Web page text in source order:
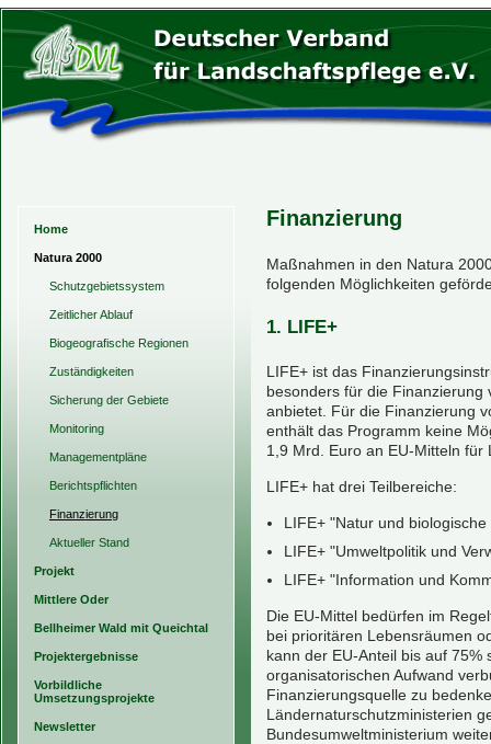
Home
Natura 2000
Schutzgebietssystem
Zeitlicher Ablauf
Biogeografische Regionen
Zuständigkeiten
Sicherung der Gebiete
Monitoring
Managementpläne
Berichtspflichten
Finanzierung
Aktueller Stand
Projekt
Mittlere Oder
Bellheimer Wald mit Queichtal
Projektergebnisse
Vorbildliche
Umsetzungsprojekte
Newsletter
Finanzierung
Maßnahmen in den Natura
folgenden Möglichkeiten
1. LIFE+
LIFE+ ist das
besonders für die Finanzierung
anbietet. Für die Finanzierung
enthält das Programm keine
1,9 Mrd. Euro an EU-Mitteln für
LIFE+ hat drei Teilbereiche:
LIFE+ "Natur und biologische
LIFE+ "Umweltpolitik und
LIFE+ "Information und
Die EU-Mittel bedürfen im
bei prioritären Lebensräumen
kann der EU-Anteil bis auf
organisatorischen Aufwand
Finanzierungsquelle zu
Ländernaturschutzministerien
Bundesumweltministerium